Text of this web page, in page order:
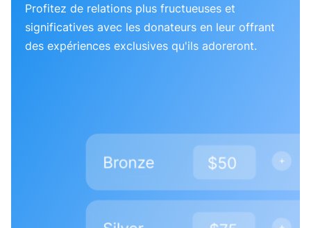
Profitez de relations plus fructueuses et
significatives avec les donateurs en leur offrant
des expériences exclusives qu'ils adoreront.